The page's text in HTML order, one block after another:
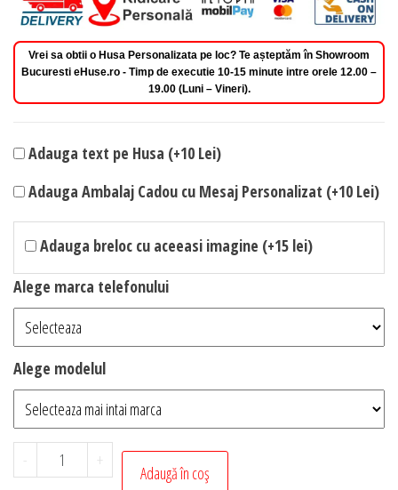
Vrei sa obtii o Husa Personalizata pe loc? Te așteptăm în Showroom
Bucuresti eHuse.ro - Timp de executie 10-15 minute intre orele 12.00 –
19.00 (Luni – Vineri).
Adauga text pe Husa (+10 Lei)
Adauga Ambalaj Cadou cu Mesaj Personalizat (+10 Lei)
Adauga breloc cu aceeasi imagine (+15 lei)
Alege marca telefonului
Alege modelul
-
Cantitate
Husa
+
Adaugă în coș